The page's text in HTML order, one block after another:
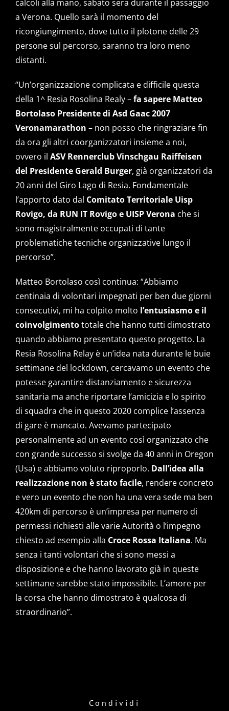
calcoli alla mano, sabato sera durante il passaggio
a Verona. Quello sarà il momento del
ricongiungimento, dove tutto il plotone delle 29
persone sul percorso, saranno tra loro meno
distanti.
“Un’organizzazione complicata e difficile questa
della 1^ Resia Rosolina Realy –fa sapere Matteo
Bortolaso Presidente di Asd Gaac 2007
Veronamarathon – non posso che ringraziare fin
da ora gli altri coorganizzatori insieme a noi,
ovvero il ASV Rennerclub Vinschgau Raiffeisen
del Presidente Gerald Burger, già organizzatori da
20 anni del Giro Lago di Resia. Fondamentale
l’apporto dato dal Comitato Territoriale Uisp
Rovigo, da RUN IT Rovigo e UISP Verona che si
sono magistralmente occupati di tante
problematiche tecniche organizzative lungo il
percorso”.
Matteo Bortolaso così continua: “Abbiamo
centinaia di volontari impegnati per ben due giorni
consecutivi, mi ha colpito molto l’entusiasmo e il
coinvolgimentototale che hanno tutti dimostrato
quando abbiamo presentato questo progetto. La
Resia Rosolina Relay è un’idea nata durante le buie
settimane del lockdown, cercavamo un evento che
potesse garantire distanziamento e sicurezza
sanitaria ma anche riportare l’amicizia e lo spirito
di squadra che in questo 2020 complice l’assenza
di gare è mancato. Avevamo partecipato
personalmente ad un evento così organizzato che
con grande successo si svolge da 40 anni in Oregon
(Usa) e abbiamo voluto riproporlo. Dall’idea alla
realizzazione non è stato facile, rendere concreto
e vero un evento che non ha una vera sede ma ben
420km di percorso è un’impresa per numero di
permessi richiesti alle varie Autorità o l’impegno
chiesto ad esempio alla Croce Rossa Italiana. Ma
senza i tanti volontari che si sono messi a
disposizione e che hanno lavorato già in queste
settimane sarebbe stato impossibile. L’amore per
la corsa che hanno dimostrato è qualcosa di
straordinario”.
Condividi